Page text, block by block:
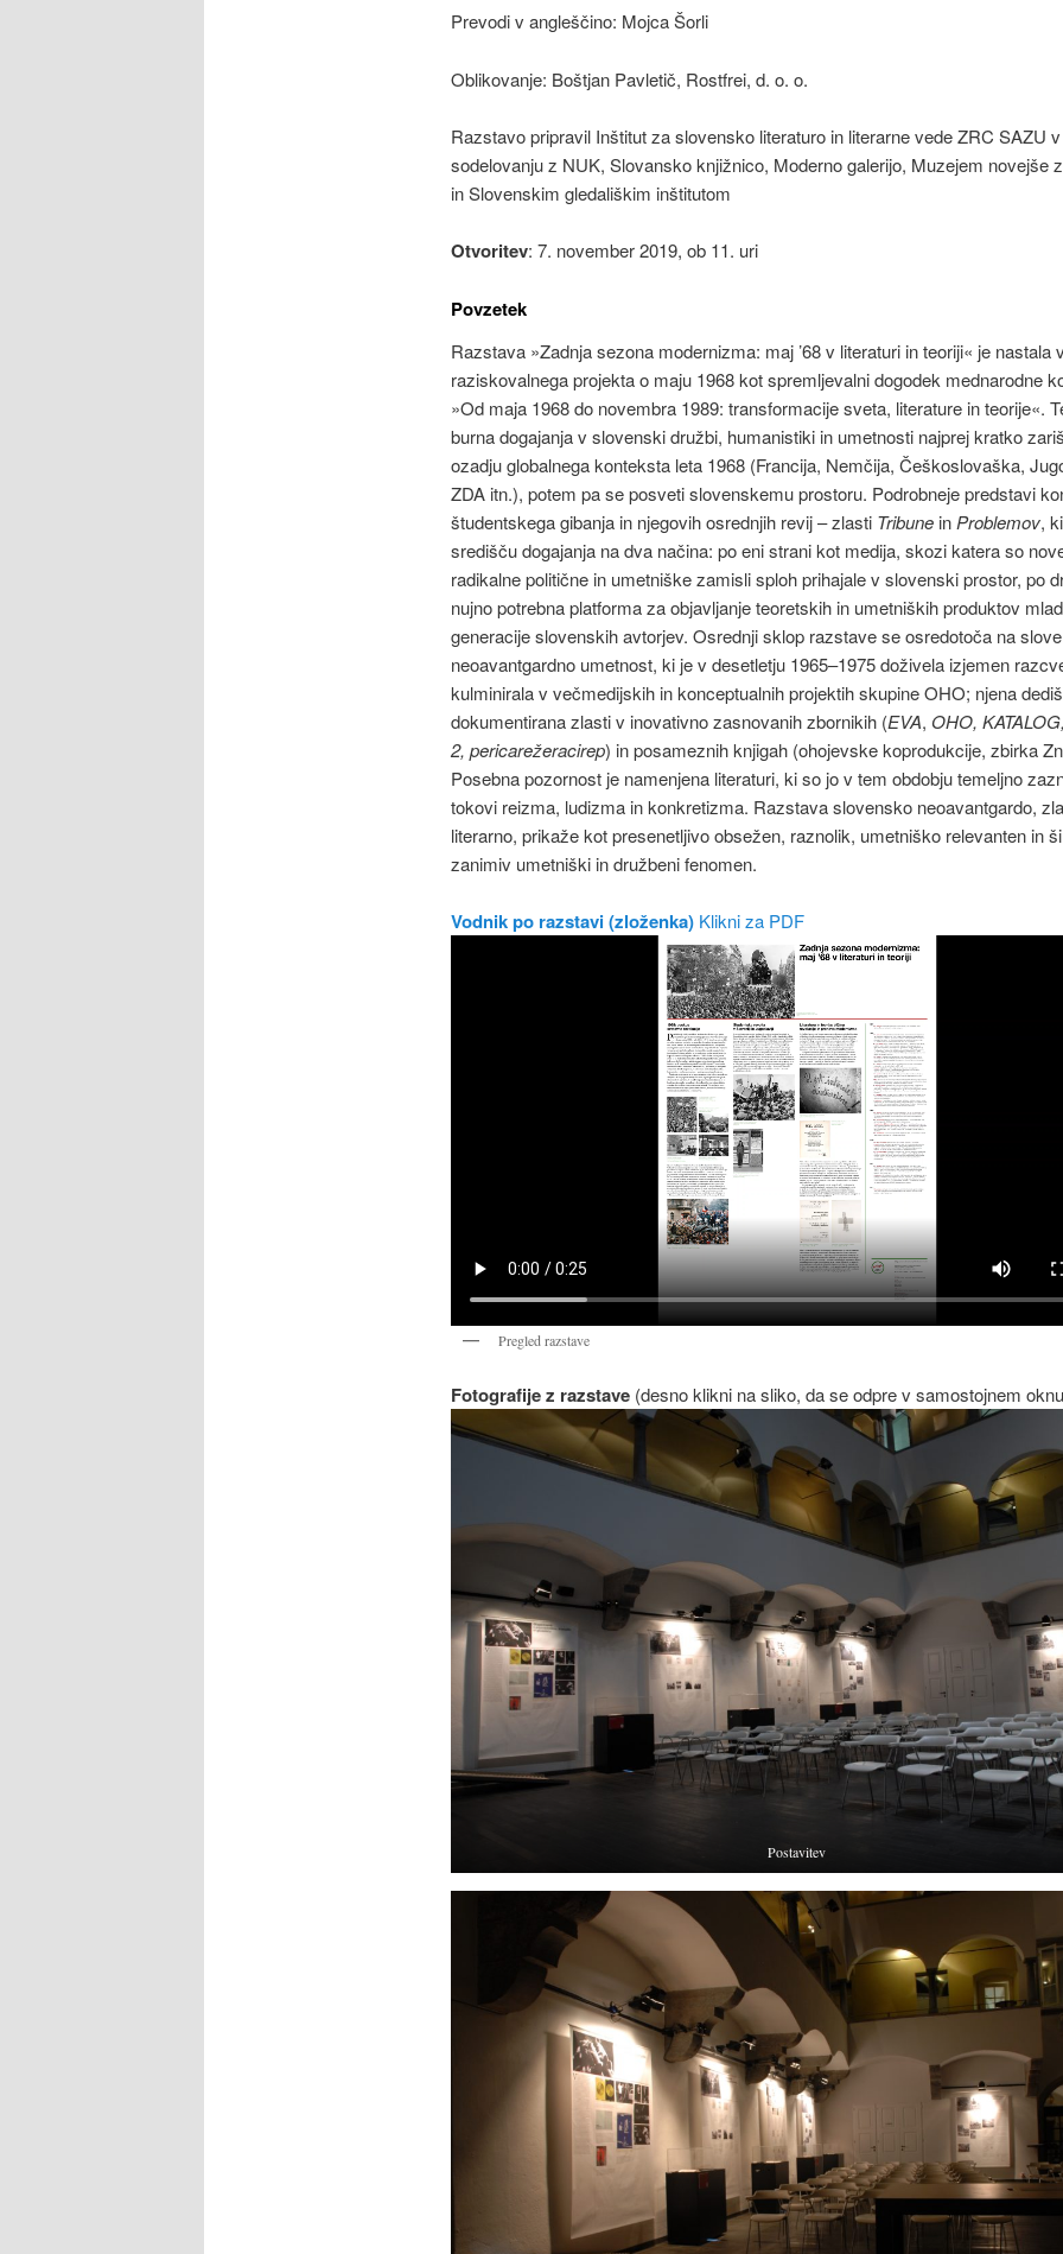
Prevodi v angleščino: Mojca Šorli
Oblikovanje: Boštjan Pavletič, Rostfrei, d. o. o.
Razstavo pripravil Inštitut za slovensko literaturo in literarne vede ZRC SAZU v
sodelovanju z NUK, Slovansko knjižnico, Moderno galerijo, Muzejem novejše
in Slovenskim gledališkim inštitutom
Otvoritev: 7. november 2019, ob 11. uri
Povzetek
Razstava »Zadnja sezona modernizma: maj ’68 v literaturi in teoriji« je nastala
raziskovalnega projekta o maju 1968 kot spremljevalni dogodek mednarodne
»Od maja 1968 do novembra 1989: transformacije sveta, literature in teorije«.
burna dogajanja v slovenski družbi, humanistiki in umetnosti najprej kratko
ozadju globalnega konteksta leta 1968 (Francija, Nemčija, Češkoslovaška,
ZDA itn.), potem pa se posveti slovenskemu prostoru. Podrobneje predstavi
študentskega gibanja in njegovih osrednjih revij – zlasti Tribunein Problemov,
središču dogajanja na dva načina: po eni strani kot medija, skozi katera so
radikalne politične in umetniške zamisli sploh prihajale v slovenski prostor, po
nujno potrebna platforma za objavljanje teoretskih in umetniških produktov
generacije slovenskih avtorjev. Osrednji sklop razstave se osredotoča na
neoavantgardno umetnost, ki je v desetletju 1965–1975 doživela izjemen
kulminirala v večmedijskih in konceptualnih projektih skupine OHO; njena
dokumentirana zlasti v inovativno zasnovanih zbornikih (EVA, OHO,
2, pericarežeracirep) in posameznih knjigah (ohojevske koprodukcije, zbirka
Posebna pozornost je namenjena literaturi, ki so jo v tem obdobju temeljno
tokovi reizma, ludizma in konkretizma. Razstava slovensko neoavantgardo,
literarno, prikaže kot presenetljivo obsežen, raznolik, umetniško relevanten in
zanimiv umetniški in družbeni fenomen.
Vodnik po razstavi (zloženka) Klikni za PDF
Pregled razstave
Fotografije z razstave(desno klikni na sliko, da se odpre v samostojnem
Postavitev